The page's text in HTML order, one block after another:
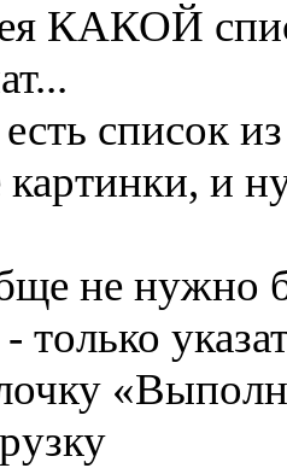
КАКОЙ
список
картинки, и
не нужно
- только